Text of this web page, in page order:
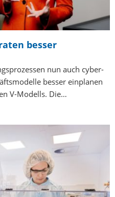
besser
nun auch cyber-
besser einplanen
V-Modells. Die…